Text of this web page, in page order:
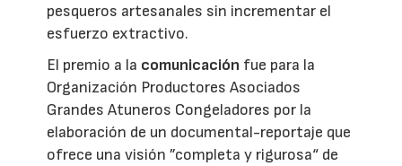
pesqueros artesanales sin incrementar el
esfuerzo extractivo.
El premio a la comunicación fue para la
Organización Productores Asociados
Grandes Atuneros Congeladores por la
elaboración de un documental-reportaje que
ofrece una visión ”completa y rigurosa“ de